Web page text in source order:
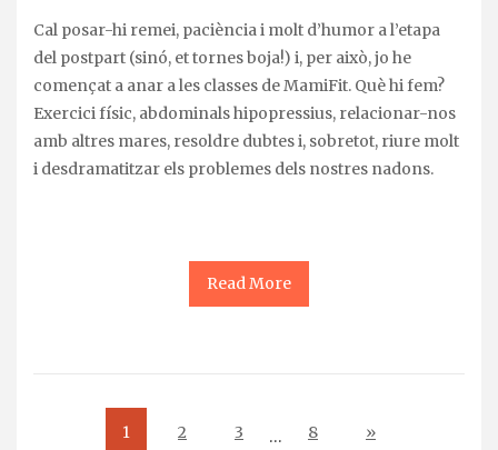
Cal posar-hi remei, paciència i molt d’humor a l’etapa
del postpart (sinó, et tornes boja!) i, per això, jo he
començat a anar a les classes de MamiFit. Què hi fem?
Exercici físic, abdominals hipopressius, relacionar-nos
amb altres mares, resoldre dubtes i, sobretot, riure molt
i desdramatitzar els problemes dels nostres nadons.
Read More
1 2 3 … 8 »